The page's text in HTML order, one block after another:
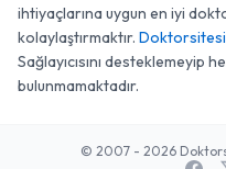
ihtiyaçlarına uygun en iyi
kolaylaştırmaktır.
Sağlayıcısını desteklemeyip
bulunmamaktadır.
© 2007 - 2026